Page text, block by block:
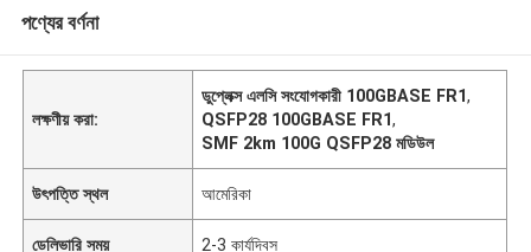
পণ্যের বর্ণনা
লক্ষণীয় করা:
ডুপ্লেক্স এলসি সংযোগকারী 100GBASE FR1,
QSFP28 100GBASE FR1,
SMF 2km 100G QSFP28 মডিউল
উৎপত্তি স্থল আমেরিকা
ডেলিভারি সময় 2-3 কার্যদিবস